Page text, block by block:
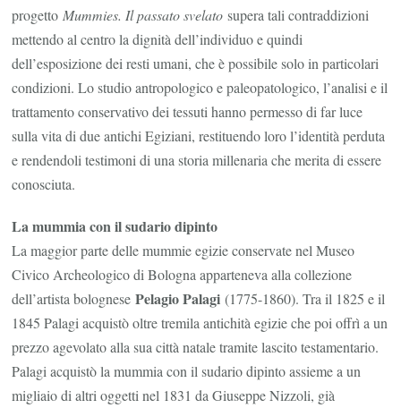
progetto Mummies. Il passato svelato supera tali contraddizioni
mettendo al centro la dignità dell’individuo e quindi
dell’esposizione dei resti umani, che è possibile solo in particolari
condizioni. Lo studio antropologico e paleopatologico, l’analisi e il
trattamento conservativo dei tessuti hanno permesso di far luce
sulla vita di due antichi Egiziani, restituendo loro l’identità perduta
e rendendoli testimoni di una storia millenaria che merita di essere
conosciuta.
La mummia con il sudario dipinto
La maggior parte delle mummie egizie conservate nel Museo
Civico Archeologico di Bologna apparteneva alla collezione
dell’artista bolognesePelagio Palagi (1775-1860). Tra il 1825 e il
1845 Palagi acquistò oltre tremila antichità egizie che poi offrì a un
prezzo agevolato alla sua città natale tramite lascito testamentario.
Palagi acquistò la mummia con il sudario dipinto assieme a un
migliaio di altri oggetti nel 1831 da Giuseppe Nizzoli, già